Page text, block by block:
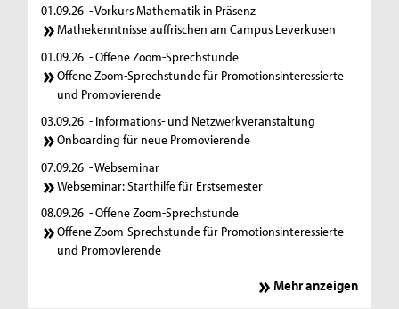
01.09.26 - Vorkurs Mathematik in Präsenz
Mathekenntnisse auffrischen am Campus Leverkusen
01.09.26 - Offene Zoom-Sprechstunde
Offene Zoom-Sprechstunde für Promotionsinteressierte
und Promovierende
03.09.26 - Informations- und Netzwerkveranstaltung
Onboarding für neue Promovierende
07.09.26 - Webseminar
Webseminar: Starthilfe für Erstsemester
08.09.26 - Offene Zoom-Sprechstunde
Offene Zoom-Sprechstunde für Promotionsinteressierte
und Promovierende
Mehr anzeigen